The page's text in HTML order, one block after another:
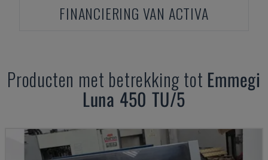
FINANCIERING VAN ACTIVA
Producten met betrekking tot Emmegi
Luna 450 TU/5